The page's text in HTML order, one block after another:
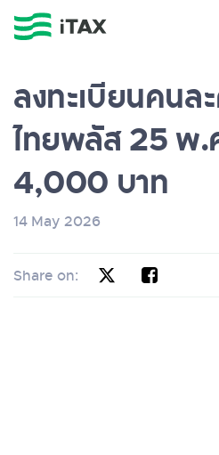
ลงทะเบียนคนล
ไทยพลัส 25 พ.
4,000 บาท
14 May 2026
Share on: